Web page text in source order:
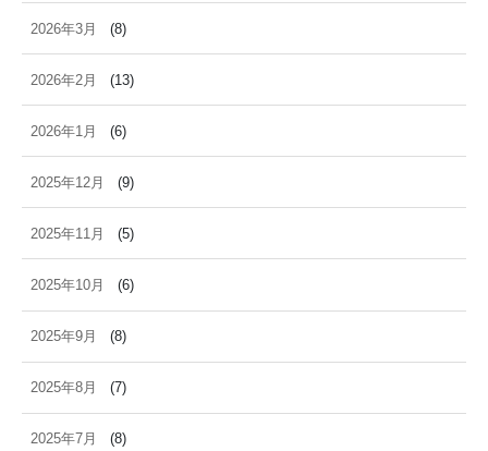
2026年3月 (8)
2026年2月 (13)
2026年1月 (6)
2025年12月 (9)
2025年11月 (5)
2025年10月 (6)
2025年9月 (8)
2025年8月 (7)
2025年7月 (8)